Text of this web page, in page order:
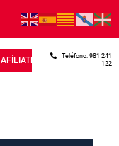
AFÍLIATE
Teléfono: 981 241
122